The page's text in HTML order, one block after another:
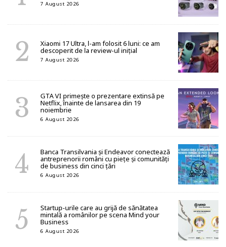
7 August 2026
Xiaomi 17 Ultra, l-am folosit 6 luni: ce am
descoperit de la review-ul inițial
7 August 2026
GTA VI primește o prezentare extinsă pe
Netflix, înainte de lansarea din 19
noiembrie
6 August 2026
Banca Transilvania și Endeavor conectează
antreprenorii români cu piețe și comunități
de business din cinci țări
6 August 2026
Startup-urile care au grijă de sănătatea
mintală a românilor pe scena Mind your
Business
6 August 2026